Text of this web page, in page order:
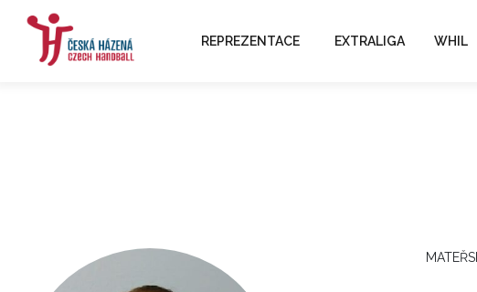
REPREZENTACE EXTRALIGA WHIL